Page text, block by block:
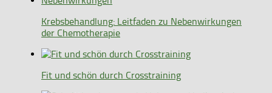
Krebsbehandlung: Leitfaden zu Nebenwirkungen
der Chemotherapie
Fit und schön durch Crosstraining